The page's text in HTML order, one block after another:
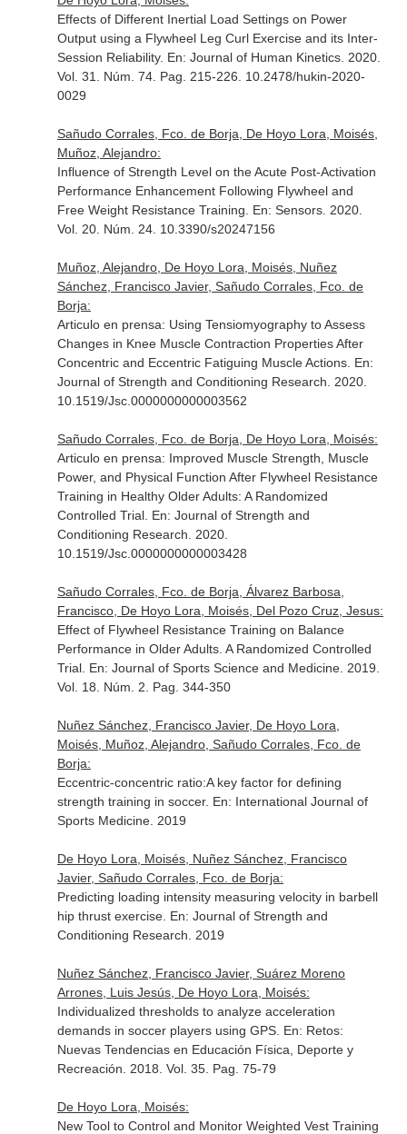
Effects of Different Inertial Load Settings on Power
Output using a Flywheel Leg Curl Exercise and its Inter-
Session Reliability. En: Journal of Human Kinetics. 2020.
Vol. 31. Núm. 74. Pag. 215-226. 10.2478/hukin-2020-
0029
Sañudo Corrales, Fco. de Borja, De Hoyo Lora, Moisés,
Muñoz, Alejandro:
Influence of Strength Level on the Acute Post-Activation
Performance Enhancement Following Flywheel and
Free Weight Resistance Training. En: Sensors. 2020.
Vol. 20. Núm. 24. 10.3390/s20247156
Muñoz, Alejandro, De Hoyo Lora, Moisés, Nuñez
Sánchez, Francisco Javier, Sañudo Corrales, Fco. de
Borja:
Articulo en prensa: Using Tensiomyography to Assess
Changes in Knee Muscle Contraction Properties After
Concentric and Eccentric Fatiguing Muscle Actions. En:
Journal of Strength and Conditioning Research . 2020.
10.1519/Jsc.0000000000003562
Sañudo Corrales, Fco. de Borja, De Hoyo Lora, Moisés:
Articulo en prensa: Improved Muscle Strength, Muscle
Power, and Physical Function After Flywheel Resistance
Training in Healthy Older Adults: A Randomized
Controlled Trial. En: Journal of Strength and
Conditioning Research . 2020.
10.1519/Jsc.0000000000003428
Sañudo Corrales, Fco. de Borja, Álvarez Barbosa,
Francisco, De Hoyo Lora, Moisés, Del Pozo Cruz, Jesus:
Effect of Flywheel Resistance Training on Balance
Performance in Older Adults. A Randomized Controlled
Trial. En: Journal of Sports Science and Medicine. 2019.
Vol. 18. Núm. 2. Pag. 344-350
Nuñez Sánchez, Francisco Javier, De Hoyo Lora,
Moisés, Muñoz, Alejandro, Sañudo Corrales, Fco. de
Borja:
Eccentric-concentric ratio:A key factor for defining
strength training in soccer. En: International Journal of
Sports Medicine. 2019
De Hoyo Lora, Moisés, Nuñez Sánchez, Francisco
Javier, Sañudo Corrales, Fco. de Borja:
Predicting loading intensity measuring velocity in barbell
hip thrust exercise. En: Journal of Strength and
Conditioning Research . 2019
Nuñez Sánchez, Francisco Javier, Suárez Moreno
Arrones, Luis Jesús, De Hoyo Lora, Moisés:
Individualized thresholds to analyze acceleration
demands in soccer players using GPS. En: Retos:
Nuevas Tendencias en Educación Física, Deporte y
Recreación . 2018. Vol. 35. Pag. 75-79
De Hoyo Lora, Moisés:
New Tool to Control and Monitor Weighted Vest Training